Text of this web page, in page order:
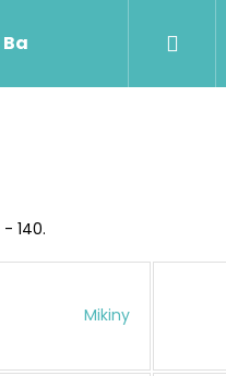
nového
140.
Mikiny